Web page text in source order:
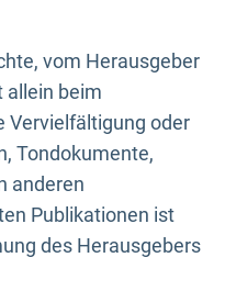
vom Herausgeber
allein beim
Vervielfältigung oder
Tondokumente,
anderen
Publikationen ist
des Herausgebers